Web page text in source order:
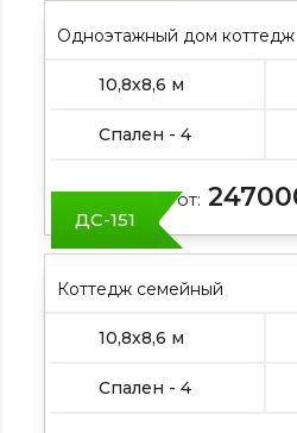
Одноэтажный дом коттедж
10,8х8,6 м
Спален - 4
Цена от:
ДС-151
Коттедж семейный
10,8х8,6 м
Спален - 4